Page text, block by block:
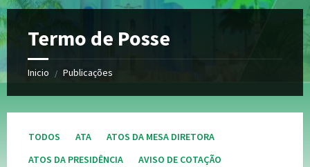
Termo de Posse
Inicio / Publicações
TODOS ATA
ATOS DA MESA DIRETORA
ATOS DA PRESIDÊNCIA
AVISO DE COTAÇÃO